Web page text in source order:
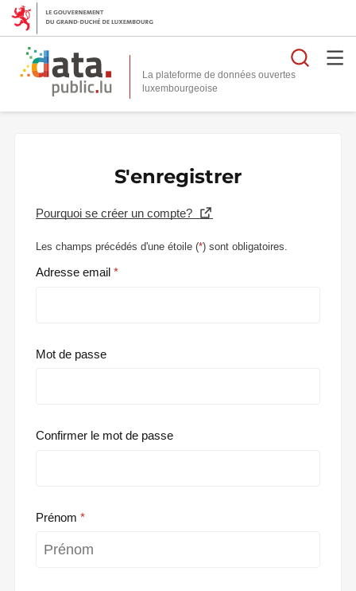
La plateforme de données ouvertes
S'enregistrer
Pourquoi se créer un compte?
Les champs précédés d'une étoile (*) sont obligatoires.
Adresse email
Mot de passe
Confirmer le mot de passe
Prénom